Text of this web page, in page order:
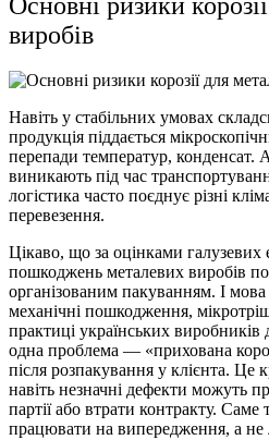
виробів
Навіть у стабільних умовах
продукція піддається
перепади температур, конденсат.
виникають під час
логістика часто поєднує різні
перевезення.
Цікаво, що за оцінками галузевих
пошкоджень металевих виробів
організованим пакуванням. І
механічні пошкодження,
практиці українських виробників
одна проблема — «прихована
після розпакування у клієнта. Це
навіть незначні дефекти можуть
партії або втрати контракту.
працювати на випередження, а не